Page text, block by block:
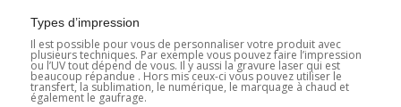
Types d’impression
Il est possible pour vous de personnaliser votre produit avec
plusieurs techniques. Par exemple vous pouvez faire l’impression
ou l’UV tout dépend de vous. Il y aussi la gravure laser qui est
beaucoup répandue . Hors mis ceux-ci vous pouvez utiliser le
transfert, la sublimation, le numérique, le marquage à chaud et
également le gaufrage.